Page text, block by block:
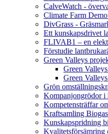
CalveWatch -
Climate Farm
DivGrass -
Ett kunskapsdrivet
FLIVAB1 – en
Förstudie
Green Valleys
Green
Green
Grön
Kompanjongrödor i
Kompetensträffar
Kraftsamling Biogas
Kunskapspridning
Kvalitetsförsämring